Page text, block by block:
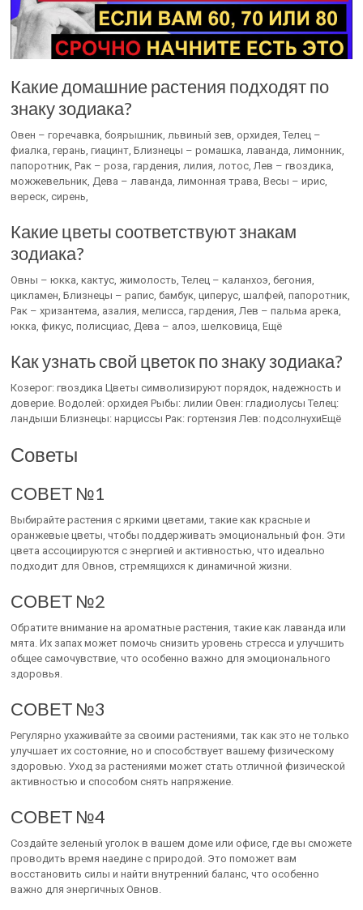
Какие домашние растения подходят по
знаку зодиака?
Овен – горечавка, боярышник, львиный зев, орхидея, Телец –
фиалка, герань, гиацинт, Близнецы – ромашка, лаванда, лимонник,
папоротник, Рак – роза, гардения, лилия, лотос, Лев – гвоздика,
можжевельник, Дева – лаванда, лимонная трава, Весы – ирис,
вереск, сирень,
Какие цветы соответствуют знакам
зодиака?
Овны – юкка, кактус, жимолость, Телец – каланхоэ, бегония,
цикламен, Близнецы – рапис, бамбук, циперус, шалфей, папоротник,
Рак – хризантема, азалия, мелисса, гардения, Лев – пальма арека,
юкка, фикус, полисциас, Дева – алоэ, шелковица, Ещё
Как узнать свой цветок по знаку зодиака?
Козерог: гвоздика Цветы символизируют порядок, надежность и
доверие. Водолей: орхидея Рыбы: лилии Овен: гладиолусы Телец:
ландыши Близнецы: нарциссы Рак: гортензия Лев: подсолнухиЕщё
Советы
СОВЕТ №1
Выбирайте растения с яркими цветами, такие как красные и
оранжевые цветы, чтобы поддерживать эмоциональный фон. Эти
цвета ассоциируются с энергией и активностью, что идеально
подходит для Овнов, стремящихся к динамичной жизни.
СОВЕТ №2
Обратите внимание на ароматные растения, такие как лаванда или
мята. Их запах может помочь снизить уровень стресса и улучшить
общее самочувствие, что особенно важно для эмоционального
здоровья.
СОВЕТ №3
Регулярно ухаживайте за своими растениями, так как это не только
улучшает их состояние, но и способствует вашему физическому
здоровью. Уход за растениями может стать отличной физической
активностью и способом снять напряжение.
СОВЕТ №4
Создайте зеленый уголок в вашем доме или офисе, где вы сможете
проводить время наедине с природой. Это поможет вам
восстановить силы и найти внутренний баланс, что особенно
важно для энергичных Овнов.